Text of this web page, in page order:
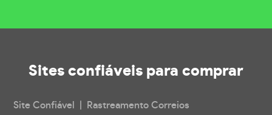
Sites confiáveis para comprar
Site Confiável | Rastreamento Correios